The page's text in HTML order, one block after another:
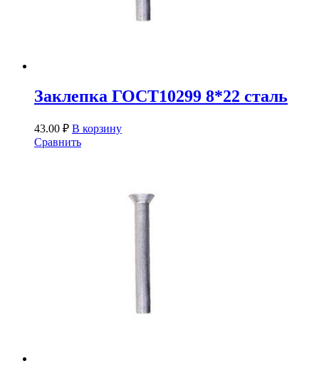
Заклепка ГОСТ10299 8*22 сталь
43.00 ₽ В корзину
Сравнить